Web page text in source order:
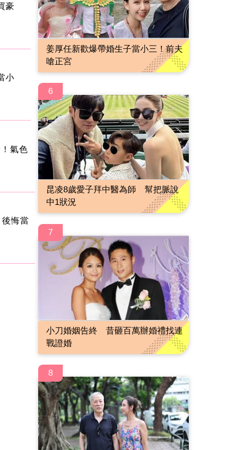
豪
小
氣色
悔當
姜厚任新歡爆帶婚生子當小三！前夫
嗆正宮
6
昆凌8歲愛子拜中醫為師 幫把脈說
中1狀況
7
小刀婚姻告終 昔砸百萬辦婚禮找連
戰證婚
8